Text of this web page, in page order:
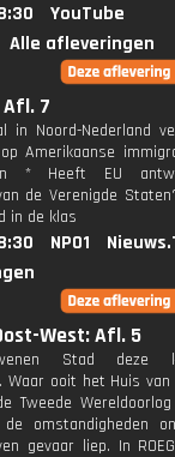
YouTube
Alle afleveringen
Afl. 7
in Noord-Nederland
Amerikaanse
* Heeft EU
de Verenigde
in de klas
NPO1
West: Afl. 5
Stad deze
Waar ooit het Huis
Tweede
omstandigheden
gevaar liep. In